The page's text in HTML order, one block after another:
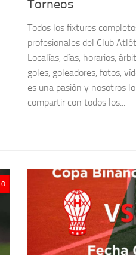
Torneos
Todos los fixtures
profesionales del Club
Localías, días, horarios,
goles, goleadores, fotos,
es una pasión y nosotros
compartir con todos los...
0